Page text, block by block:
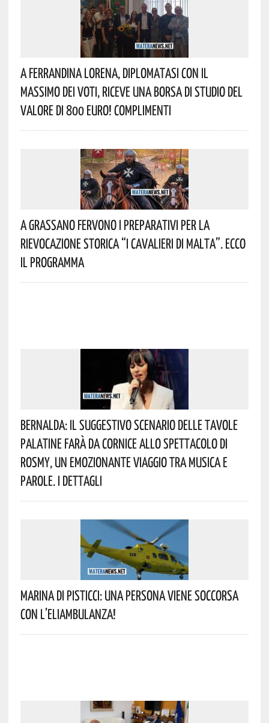
A Ferrandina Lorena, Diplomatasi Con Il
Massimo Dei Voti, Riceve Una Borsa Di Studio Del
Valore Di 800 Euro! Complimenti
A Grassano Fervono I Preparativi Per La
Rievocazione Storica “I CAVALIERI DI MALTA”. Ecco
Il Programma
Bernalda: Il Suggestivo Scenario Delle Tavole
Palatine Farà Da Cornice Allo Spettacolo Di
Rosmy, Un Emozionante Viaggio Tra Musica E
Parole. I Dettagli
Marina Di Pisticci: Una Persona Viene Soccorsa
Con L’eliambulanza!